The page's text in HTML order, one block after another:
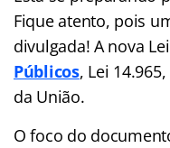
Fique atento, pois
divulgada! A nova
Públicos, Lei
da União.
O foco do